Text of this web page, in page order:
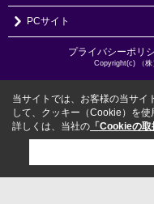
PCサイト
プライバシーポリ
Copyright(c) （
当サイトでは、お客様の当サイ
して、クッキー（Cookie）を使
詳しくは、当社の 「Cookieの